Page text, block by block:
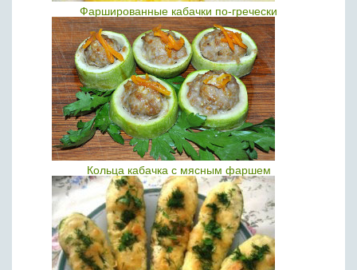
Фаршированные кабачки по-гречески
Кольца кабачка с мясным фаршем